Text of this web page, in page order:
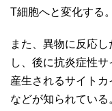
T細胞へと変化する。
また、異物に反応
し、後に抗炎症性
産生されるサイト
などが知られている